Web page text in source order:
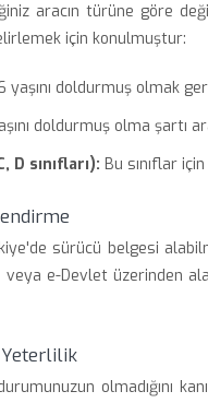
aracın türüne göre
için konulmuştur:
yaşını doldurmuş olmak
doldurmuş olma şartı
D sınıfları): Bu sınıflar
sürücü belgesi
e-Devlet üzerinden
Yeterlilik
olmadığını